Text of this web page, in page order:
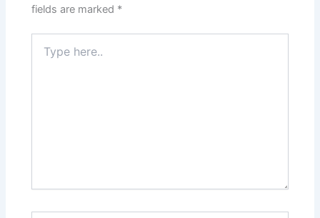
fields are marked *
here..